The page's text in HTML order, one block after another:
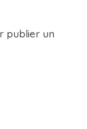
publier un